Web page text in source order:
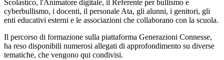
Scolastico, l'Animatore digitale, il Referente per bullismo e
cyberbullismo, i docenti, il personale Ata, gli alunni, i genitori, gli
enti educativi esterni e le associazioni che collaborano con la scuola.
Il percorso di formazione sulla piattaforma Generazioni Connesse,
ha reso disponibili numerosi allegati di approfondimento su diverse
tematiche, che vengono qui condivisi.